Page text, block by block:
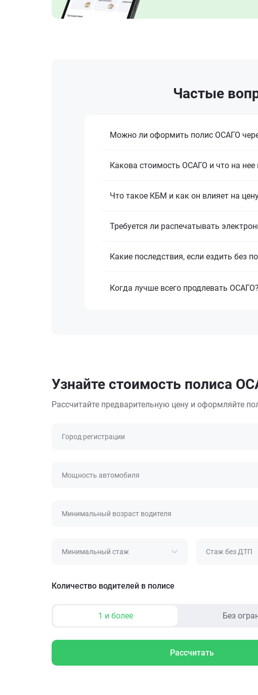
Частые
Можно ли оформить полис ОСАГО
Какова стоимость ОСАГО и что на нее
Что такое КБМ и как он влияет на
Требуется ли распечатывать
Какие последствия, если ездить без
Когда лучше всего продлевать ОСАГО?
Узнайте стоимость полиса
Рассчитайте предварительную цену и оформляйте
Город регистрации
Мощность автомобиля
Минимальный возраст водителя
Минимальный стаж Стаж без ДТП
Количество водителей в полисе
1 и более Без
Рассчитать